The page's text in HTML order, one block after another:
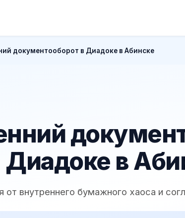
документооборот в Диадоке в Абинске
Диадоке в
от внутреннего бумажного хаоса и